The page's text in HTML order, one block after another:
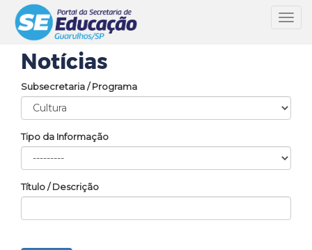
Notícias
Subsecretaria / Programa
Tipo da Informação
Título / Descrição